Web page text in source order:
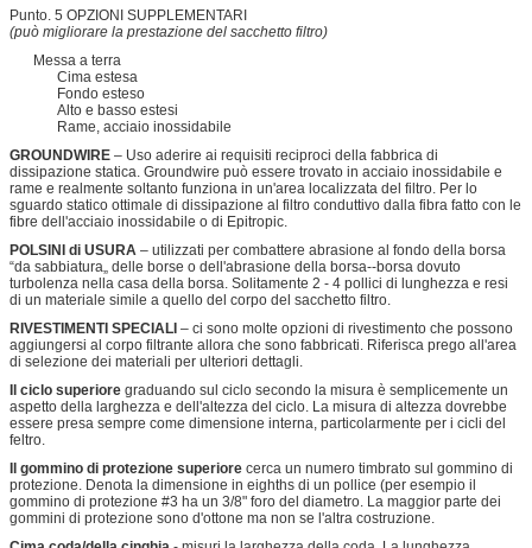
Punto. 5 OPZIONI SUPPLEMENTARI
(può migliorare la prestazione del sacchetto filtro)
Messa a terra
Cima estesa
Fondo esteso
Alto e basso estesi
Rame, acciaio inossidabile
GROUNDWIRE – Uso aderire ai requisiti reciproci della fabbrica di
dissipazione statica. Groundwire può essere trovato in acciaio inossidabile e
rame e realmente soltanto funziona in un'area localizzata del filtro. Per lo
sguardo statico ottimale di dissipazione al filtro conduttivo dalla fibra fatto con le
fibre dell'acciaio inossidabile o di Epitropic.
POLSINI di USURA – utilizzati per combattere abrasione al fondo della borsa
“da sabbiatura„ delle borse o dell'abrasione della borsa--borsa dovuto
turbolenza nella casa della borsa. Solitamente 2 - 4 pollici di lunghezza e resi
di un materiale simile a quello del corpo del sacchetto filtro.
RIVESTIMENTI SPECIALI – ci sono molte opzioni di rivestimento che possono
aggiungersi al corpo filtrante allora che sono fabbricati. Riferisca prego all'area
di selezione dei materiali per ulteriori dettagli.
Il ciclo superiore graduando sul ciclo secondo la misura è semplicemente un
aspetto della larghezza e dell'altezza del ciclo. La misura di altezza dovrebbe
essere presa sempre come dimensione interna, particolarmente per i cicli del
feltro.
Il gommino di protezione superiore cerca un numero timbrato sul gommino di
protezione. Denota la dimensione in eighths di un pollice (per esempio il
gommino di protezione #3 ha un 3/8" foro del diametro. La maggior parte dei
gommini di protezione sono d'ottone ma non se l'altra costruzione.